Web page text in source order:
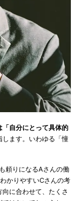
「自分にとって具体的
します。いわゆる「憧
頼りになるAさんの働
かりやすいCさんの考
に合わせて、たくさ